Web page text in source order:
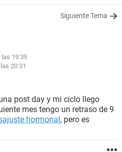
Siguiente Tema
las 19:39
20:31
post day y mi ciclo llego
mes tengo un retraso de 9
hormonal, pero es